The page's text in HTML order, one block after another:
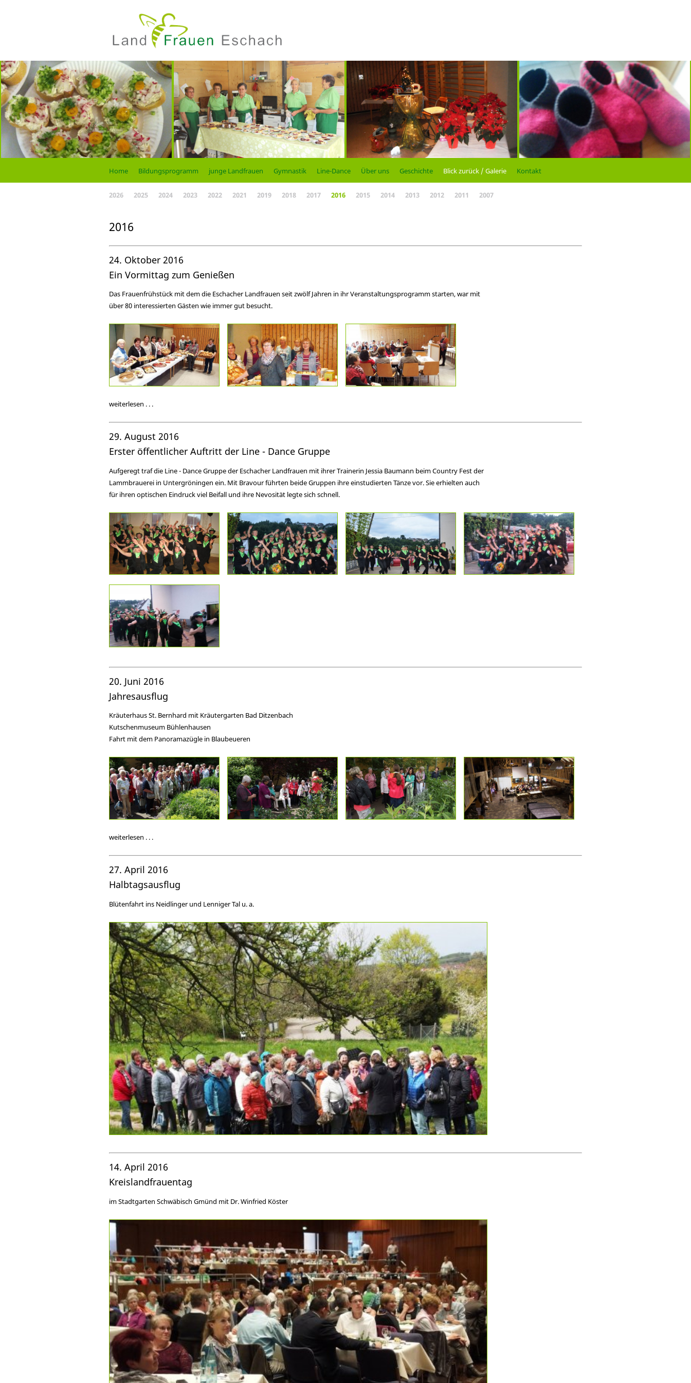
Home Bildungsprogramm junge Landfrauen Gymnastik Line-Dance Über uns Geschichte Blick zurück / Galerie Kontakt
2026 2025 2024 2023 2022 2021 2019 2018 2017 2016 2015 2014 2013 2012 2011 2007
2016
24. Oktober 2016
Ein Vormittag zum Genießen
Das Frauenfrühstück mit dem die Eschacher Landfrauen seit zwölf Jahren in ihr Veranstaltungsprogramm starten, war mit
über 80 interessierten Gästen wie immer gut besucht.
weiterlesen . . .
29. August 2016
Erster öffentlicher Auftritt der Line - Dance Gruppe
Aufgeregt traf die Line - Dance Gruppe der Eschacher Landfrauen mit ihrer Trainerin Jessia Baumann beim Country Fest der
Lammbrauerei in Untergröningen ein. Mit Bravour führten beide Gruppen ihre einstudierten Tänze vor. Sie erhielten auch
für ihren optischen Eindruck viel Beifall und ihre Nevosität legte sich schnell.
20. Juni 2016
Jahresausflug
Kräuterhaus St. Bernhard mit Kräutergarten Bad Ditzenbach
Kutschenmuseum Bühlenhausen
Fahrt mit dem Panoramazügle in Blaubeueren
weiterlesen . . .
27. April 2016
Halbtagsausflug
Blütenfahrt ins Neidlinger und Lenniger Tal u. a.
14. April 2016
Kreislandfrauentag
im Stadtgarten Schwäbisch Gmünd mit Dr. Winfried Köster